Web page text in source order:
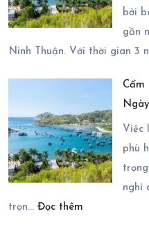
Ngày
Đêm
Đẹp
Nhất?
bởi
gần
Ninh Thuận. Với thời gian 3
Cẩm
Việc
phù
nghỉ
trọn… Đọc thêm